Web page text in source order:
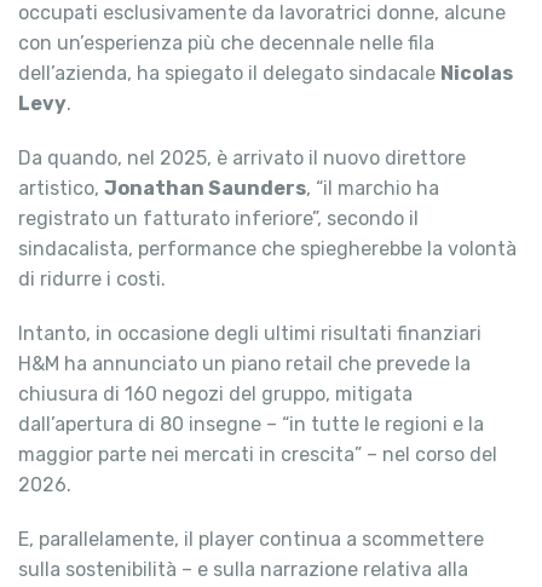
occupati esclusivamente da lavoratrici donne, alcune
con un’esperienza più che decennale nelle fila
dell’azienda, ha spiegato il delegato sindacale Nicolas
Levy.
Da quando, nel 2025, è arrivato il nuovo direttore
artistico, Jonathan Saunders, “il marchio ha
registrato un fatturato inferiore”, secondo il
sindacalista, performance che spiegherebbe la volontà
di ridurre i costi.
Intanto, in occasione degli ultimi risultati finanziari
H&M ha annunciato un piano retail che prevede la
chiusura di 160 negozi del gruppo, mitigata
dall’apertura di 80 insegne – “in tutte le regioni e la
maggior parte nei mercati in crescita” – nel corso del
2026.
E, parallelamente, il player continua a scommettere
sulla sostenibilità – e sulla narrazione relativa alla